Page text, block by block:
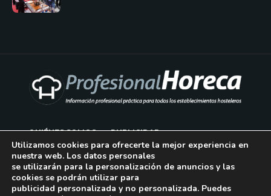
QUIÉNES SOMOS PUBLICIDAD
AVISO LEGAL
POLÍTICA DE COOKIES
Utilizamos cookies para ofrecerte la mejor experiencia en
nuestra web. Los datos personales
se utilizarán para la personalización de anuncios y las
cookies se podrán utilizar para
publicidad personalizada y no personalizada. Puedes